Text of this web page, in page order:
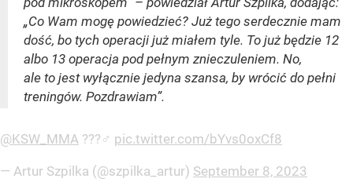
„Co Wam mogę powiedzieć? Już tego serdecznie mam
dość, bo tych operacji już miałem tyle. To już będzie 12
albo 13 operacja pod pełnym znieczuleniem. No,
ale to jest wyłącznie jedyna szansa, by wrócić do pełni
treningów. Pozdrawiam”.
@KSW_MMA ???‍♂️ pic.twitter.com/bYvs0oxCf8
— Artur Szpilka (@szpilka_artur) September 8, 2023